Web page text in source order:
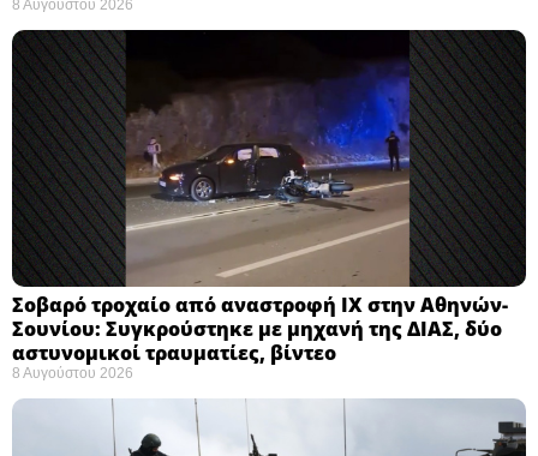
8 Αυγούστου 2026
Σοβαρό τροχαίο από αναστροφή ΙΧ στην Αθηνών-
Σουνίου: Συγκρούστηκε με μηχανή της ΔΙΑΣ, δύο
αστυνομικοί τραυματίες, βίντεο
8 Αυγούστου 2026